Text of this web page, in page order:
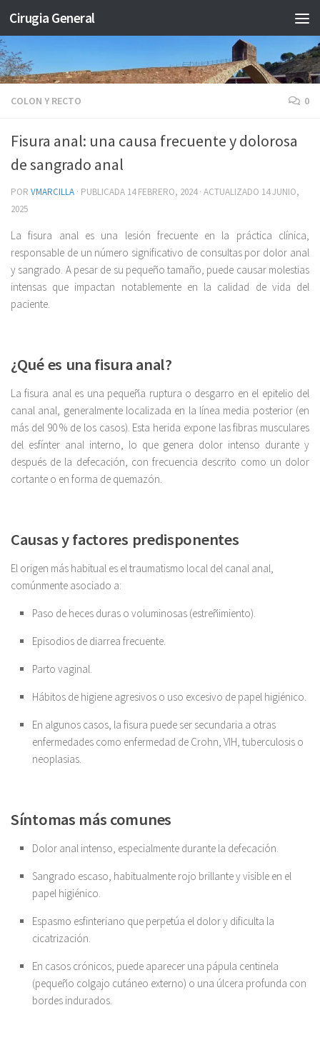
Saltar al contenido
Cirugia General
COLON Y RECTO 0
Fisura anal: una causa frecuente y dolorosa
de sangrado anal
POR VMARCILLA · PUBLICADA 14 FEBRERO, 2024· ACTUALIZADO 14 JUNIO,
2025
La fisura anal es una lesión frecuente en la práctica clínica,
responsable de un número significativo de consultas por dolor anal
y sangrado. A pesar de su pequeño tamaño, puede causar molestias
intensas que impactan notablemente en la calidad de vida del
paciente.
¿Qué es una fisura anal?
La fisura anal es una pequeña ruptura o desgarro en el epitelio del
canal anal, generalmente localizada en la línea media posterior (en
más del 90 % de los casos). Esta herida expone las fibras musculares
del esfínter anal interno, lo que genera dolor intenso durante y
después de la defecación, con frecuencia descrito como un dolor
cortante o en forma de quemazón.
Causas y factores predisponentes
El origen más habitual es el traumatismo local del canal anal,
comúnmente asociado a:
Paso de heces duras o voluminosas (estreñimiento).
Episodios de diarrea frecuente.
Parto vaginal.
Hábitos de higiene agresivos o uso excesivo de papel higiénico.
En algunos casos, la fisura puede ser secundaria a otras
enfermedades como enfermedad de Crohn, VIH, tuberculosis o
neoplasias.
Síntomas más comunes
Dolor anal intenso, especialmente durante la defecación.
Sangrado escaso, habitualmente rojo brillante y visible en el
papel higiénico.
Espasmo esfinteriano que perpetúa el dolor y dificulta la
cicatrización.
En casos crónicos, puede aparecer una pápula centinela
(pequeño colgajo cutáneo externo) o una úlcera profunda con
bordes indurados.